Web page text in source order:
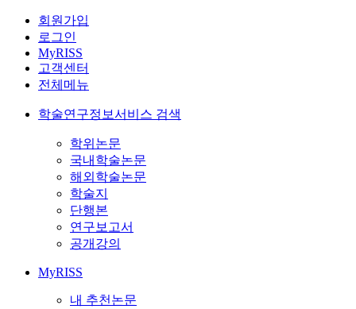
회원가입
로그인
MyRISS
고객센터
전체메뉴
학술연구정보서비스 검색
학위논문
국내학술논문
해외학술논문
학술지
단행본
연구보고서
공개강의
MyRISS
내 추천논문